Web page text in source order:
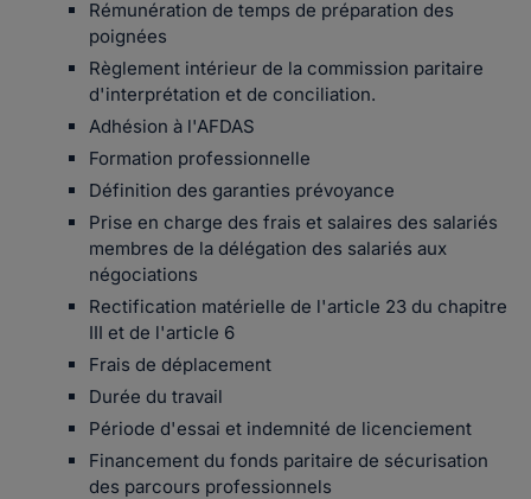
Rémunération de temps de préparation des
poignées
Règlement intérieur de la commission paritaire
d'interprétation et de conciliation.
Adhésion à l'AFDAS
Formation professionnelle
Définition des garanties prévoyance
Prise en charge des frais et salaires des salariés
membres de la délégation des salariés aux
négociations
Rectification matérielle de l'article 23 du chapitre
III et de l'article 6
Frais de déplacement
Durée du travail
Période d'essai et indemnité de licenciement
Financement du fonds paritaire de sécurisation
des parcours professionnels